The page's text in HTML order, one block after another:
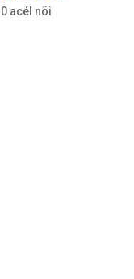
acél nöi